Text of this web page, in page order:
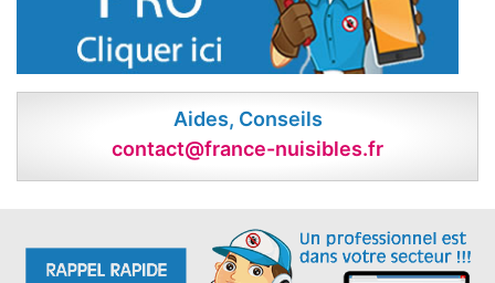
Aides, Conseils
contact@france-nuisibles.fr